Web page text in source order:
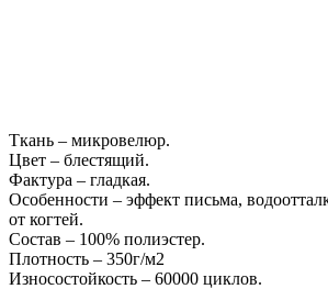
Ткань – микровелюр.
Цвет – блестящий.
Фактура – гладкая.
Особенности – эффект письма,
от когтей.
Состав – 100% полиэстер.
Плотность – 350г/м2
Износостойкость – 60000 циклов.